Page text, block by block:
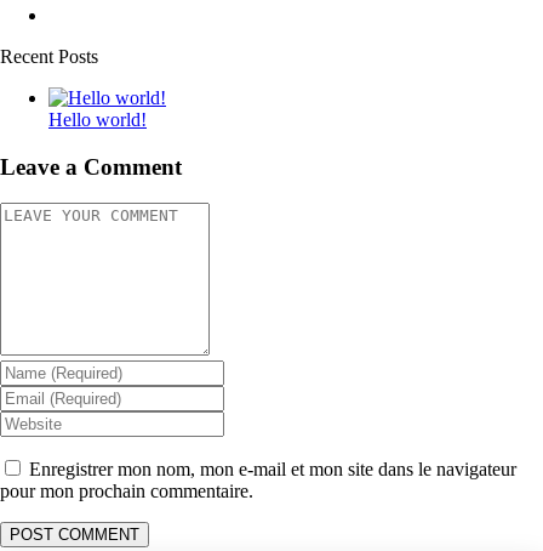
Recent Posts
Hello world!
Leave a Comment
Enregistrer mon nom, mon e-mail et mon site dans le navigateur
pour mon prochain commentaire.